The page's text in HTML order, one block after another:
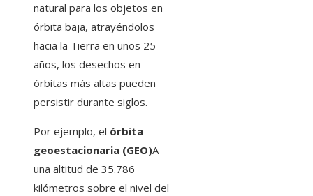
natural para los objetos en
órbita baja, atrayéndolos
hacia la Tierra en unos 25
años, los desechos en
órbitas más altas pueden
persistir durante siglos.
Por ejemplo, el órbita
geoestacionaria (GEO)A
una altitud de 35.786
kilómetros sobre el nivel del